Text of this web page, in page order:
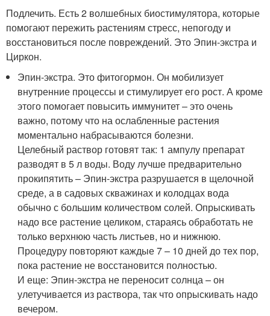
Подлечить. Есть 2 волшебных биостимулятора, которые
помогают пережить растениям стресс, непогоду и
восстановиться после повреждений. Это Эпин-экстра и
Циркон.
Эпин-экстра. Это фитогормон. Он мобилизует
внутренние процессы и стимулирует его рост. А кроме
этого помогает повысить иммунитет – это очень
важно, потому что на ослабленные растения
моментально набрасываются болезни.
Целебный раствор готовят так: 1 ампулу препарат
разводят в 5 л воды. Воду лучше предварительно
прокипятить – Эпин-экстра разрушается в щелочной
среде, а в садовых скважинах и колодцах вода
обычно с большим количеством солей. Опрыскивать
надо все растение целиком, стараясь обработать не
только верхнюю часть листьев, но и нижнюю.
Процедуру повторяют каждые 7 – 10 дней до тех пор,
пока растение не восстановится полностью.
И еще: Эпин-экстра не переносит солнца – он
улетучивается из раствора, так что опрыскивать надо
вечером.